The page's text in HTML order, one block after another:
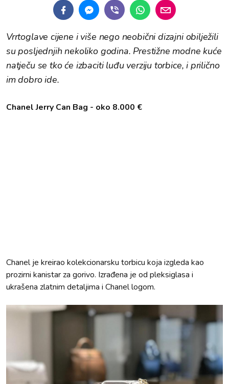
Vrrtoglave cijene i više nego neobični dizajni obilježili
su posljednjih nekoliko godina. Prestižne modne kuće
natječu se tko će izbaciti luđu verziju torbice, i prilično
im dobro ide.
Chanel Jerry Can Bag - oko 8.000 €
Chanel je kreirao kolekcionarsku torbicu koja izgleda kao
prozirni kanistar za gorivo. Izrađena je od pleksiglasa i
ukrašena zlatnim detaljima i Chanel logom.